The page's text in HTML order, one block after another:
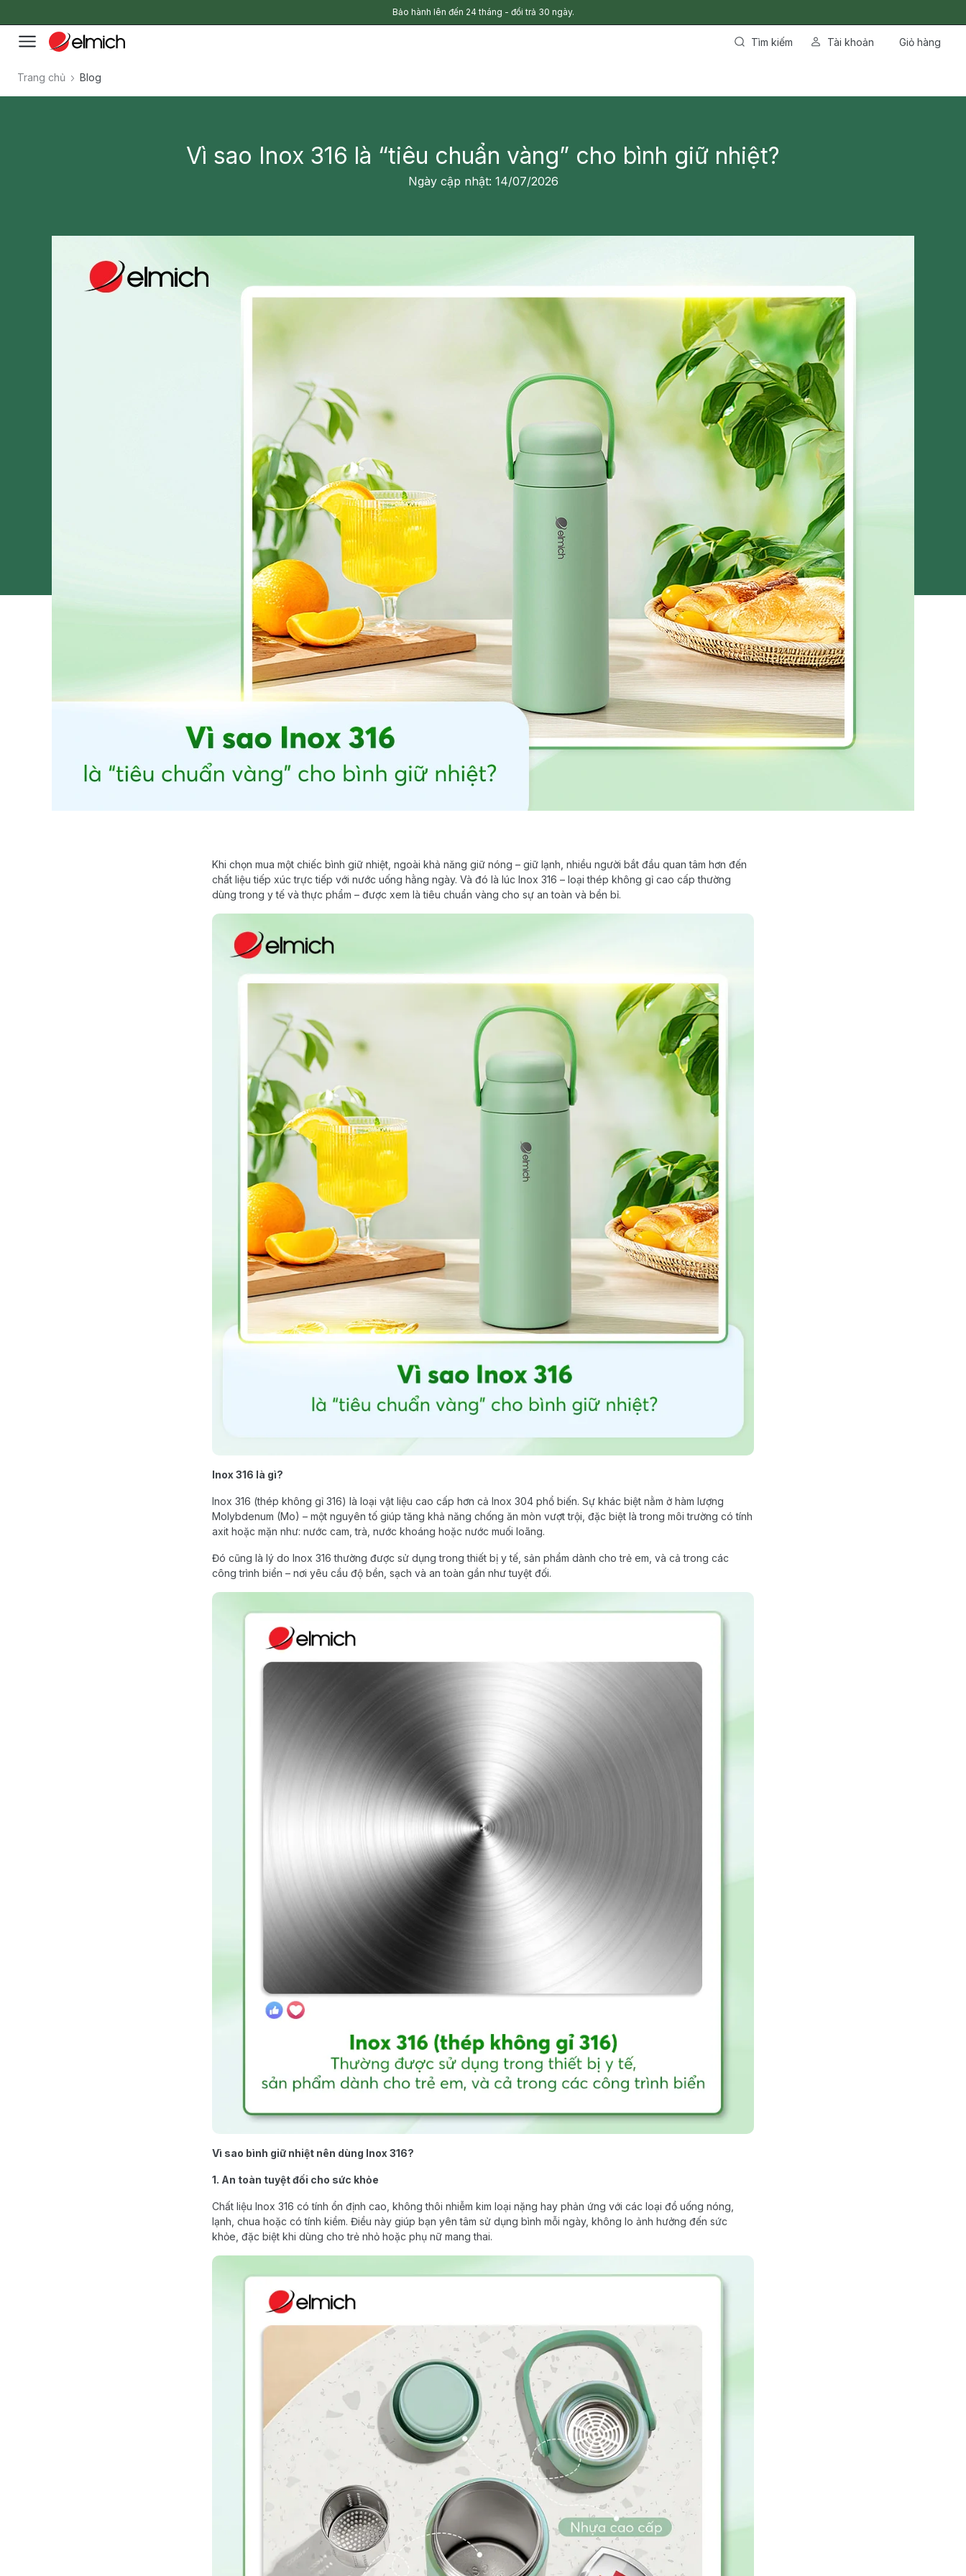
Bảo hành lên đến 24 tháng - đổi trả 30 ngày.
Tìm kiếm Tài khoản Giỏ hàng
Trang chủ Blog
Vì sao Inox 316 là “tiêu chuẩn vàng” cho bình giữ nhiệt?
Ngày cập nhật: 14/07/2026
Khi chọn mua một chiếc bình giữ nhiệt, ngoài khả năng giữ nóng – giữ lạnh, nhiều người bắt đầu quan tâm hơn đến
chất liệu tiếp xúc trực tiếp với nước uống hằng ngày. Và đó là lúc Inox 316 – loại thép không gỉ cao cấp thường
dùng trong y tế và thực phẩm – được xem là tiêu chuẩn vàng cho sự an toàn và bền bỉ.
Inox 316 là gì?
Inox 316 (thép không gỉ 316) là loại vật liệu cao cấp hơn cả Inox 304 phổ biến. Sự khác biệt nằm ở hàm lượng
Molybdenum (Mo) – một nguyên tố giúp tăng khả năng chống ăn mòn vượt trội, đặc biệt là trong môi trường có tính
axit hoặc mặn như: nước cam, trà, nước khoáng hoặc nước muối loãng.
Đó cũng là lý do Inox 316 thường được sử dụng trong thiết bị y tế, sản phẩm dành cho trẻ em, và cả trong các
công trình biển – nơi yêu cầu độ bền, sạch và an toàn gần như tuyệt đối.
Vì sao bình giữ nhiệt nên dùng Inox 316?
1. An toàn tuyệt đối cho sức khỏe
Chất liệu Inox 316 có tính ổn định cao, không thôi nhiễm kim loại nặng hay phản ứng với các loại đồ uống nóng,
lạnh, chua hoặc có tính kiềm. Điều này giúp bạn yên tâm sử dụng bình mỗi ngày, không lo ảnh hưởng đến sức
khỏe, đặc biệt khi dùng cho trẻ nhỏ hoặc phụ nữ mang thai.